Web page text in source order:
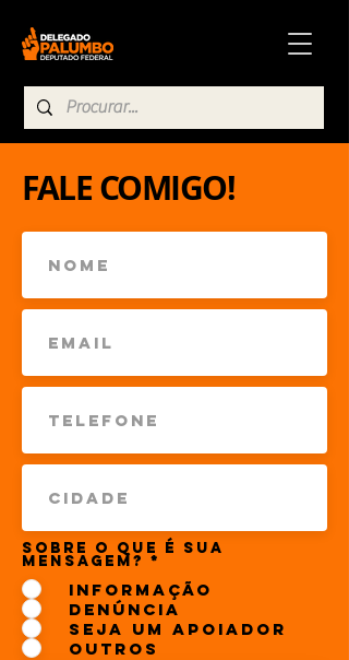
FALE COMIGO!
Sobre o que é sua
mensagem? *
INFORMAÇÃO
DENÚNCIA
SEJA UM APOIADOR
OUTROS